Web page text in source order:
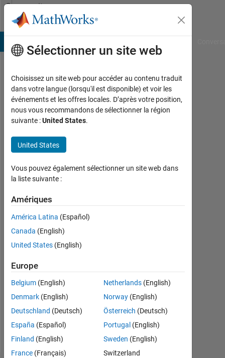
Passer au contenu
Community
Profile
Joachim
Posselt
BTU
-
Universität
Cottbus-
Senftenberg
depuis
2017
Followers:
0
Following:
0
Follow
Message
Sélectionner un site web
Choisissez un site web pour accéder au contenu traduit
dans votre langue (lorsqu'il est disponible) et voir les
événements et les offres locales. D’après votre position,
nous vous recommandons de sélectionner la région
suivante :United States.
United States
Vous pouvez également sélectionner un site web dans
la liste suivante :
Amériques
América Latina (Español)
Canada (English)
United States (English)
Europe
Belgium (English)
Denmark (English)
Deutschland (Deutsch)
España (Español)
Finland (English)
France (Français)
Netherlands(English)
Norway(English)
Österreich (Deutsch)
Portugal (English)
Sweden (English)
Switzerland